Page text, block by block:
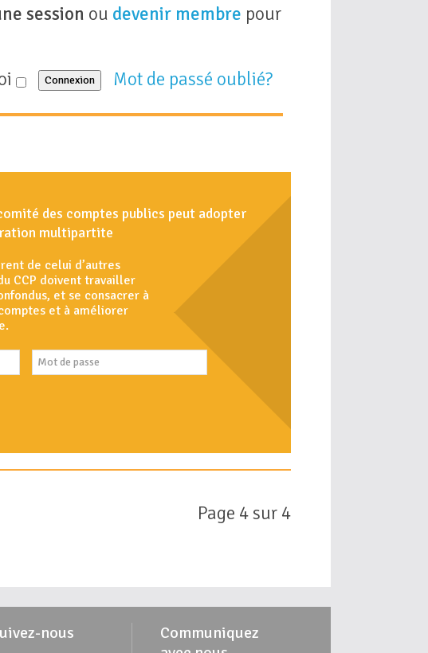
session ou devenir membre pour
Connexion Mot de passé oublié?
des comptes publics peut adopter
multipartite
de celui d’autres
CCP doivent travailler
et se consacrer à
et à améliorer
Page 4 sur 4
nous
Communiquez